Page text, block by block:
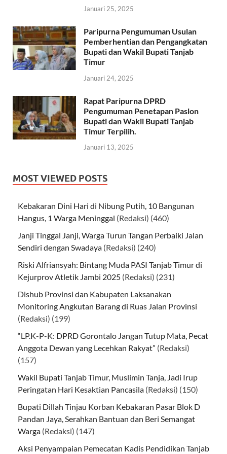
Januari 25, 2025
Paripurna Pengumuman Usulan
Pemberhentian dan Pengangkatan
Bupati dan Wakil Bupati Tanjab
Timur
Januari 24, 2025
Rapat Paripurna DPRD
Pengumuman Penetapan Paslon
Bupati dan Wakil Bupati Tanjab
Timur Terpilih.
Januari 13, 2025
MOST VIEWED POSTS
Kebakaran Dini Hari di Nibung Putih, 10 Bangunan
Hangus, 1 Warga Meninggal (Redaksi) (460)
Janji Tinggal Janji, Warga Turun Tangan Perbaiki Jalan
Sendiri dengan Swadaya (Redaksi) (240)
Riski Alfriansyah: Bintang Muda PASI Tanjab Timur di
Kejurprov Atletik Jambi 2025 (Redaksi) (231)
Dishub Provinsi dan Kabupaten Laksanakan
Monitoring Angkutan Barang di Ruas Jalan Provinsi
(Redaksi) (199)
“LP.K-P-K: DPRD Gorontalo Jangan Tutup Mata, Pecat
Anggota Dewan yang Lecehkan Rakyat” (Redaksi)
(157)
Wakil Bupati Tanjab Timur, Muslimin Tanja, Jadi Irup
Peringatan Hari Kesaktian Pancasila (Redaksi) (150)
Bupati Dillah Tinjau Korban Kebakaran Pasar Blok D
Pandan Jaya, Serahkan Bantuan dan Beri Semangat
Warga (Redaksi) (147)
Aksi Penyampaian Pemecatan Kadis Pendidikan Tanjab